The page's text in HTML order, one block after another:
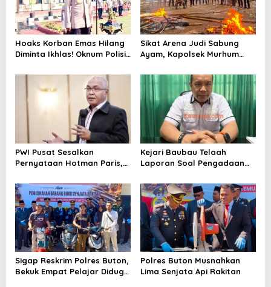
Hoaks Korban Emas Hilang
Diminta Ikhlas! Oknum Polisi
Sikat Arena Judi Sabung
Ayam, Kapolsek Murhum
Bagi Perjudian
PWI Pusat Sesalkan
Pernyataan Hotman Paris,
Wartawan dan
Kemerdekaan Pers
Kejari Baubau Telaah
Laporan Soal Pengadaan
Sigap Reskrim Polres Buton,
Bekuk Empat Pelajar Diduga
Polres Buton Musnahkan
Lima Senjata Api Rakitan